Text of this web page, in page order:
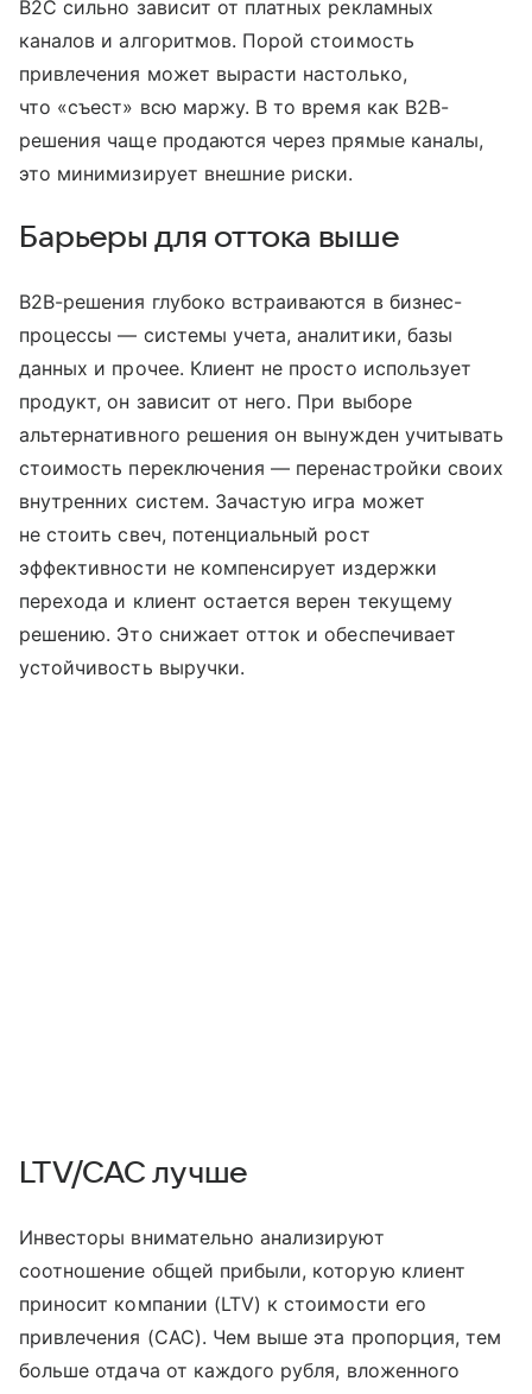
B2C сильно зависит от платных рекламных
каналов и алгоритмов. Порой стоимость
привлечения может вырасти настолько,
что «съест» всю маржу. В то время как B2B-
решения чаще продаются через прямые каналы,
это минимизирует внешние риски.
Барьеры для оттока выше
B2B-решения глубоко встраиваются в бизнес-
процессы — системы учета, аналитики, базы
данных и прочее. Клиент не просто использует
продукт, он зависит от него. При выборе
альтернативного решения он вынужден учитывать
стоимость переключения — перенастройки своих
внутренних систем. Зачастую игра может
не стоить свеч, потенциальный рост
эффективности не компенсирует издержки
перехода и клиент остается верен текущему
решению. Это снижает отток и обеспечивает
устойчивость выручки.
LTV/CAC лучше
Инвесторы внимательно анализируют
соотношение общей прибыли, которую клиент
приносит компании (LTV) к стоимости его
привлечения (CAC). Чем выше эта пропорция, тем
больше отдача от каждого рубля, вложенного